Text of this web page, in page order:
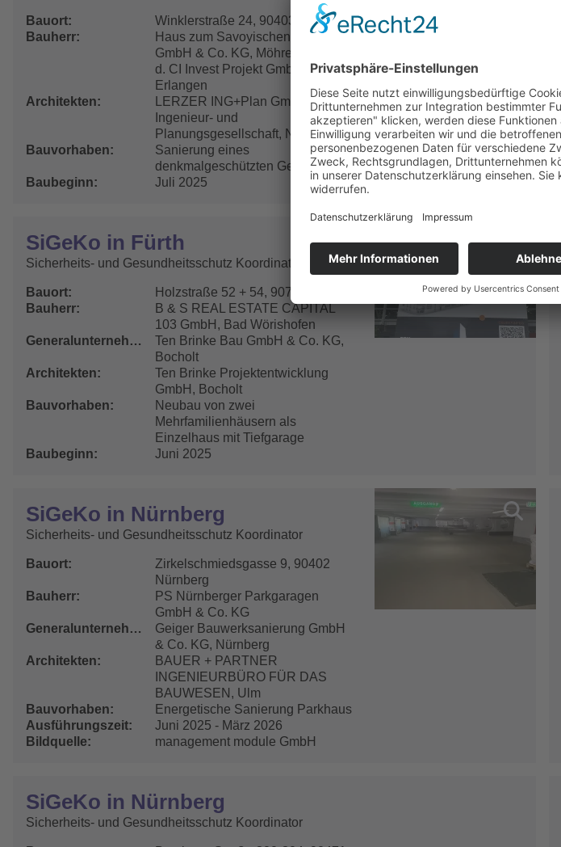
Bauort
Winklerstraße 24, 90403 Nürnberg
Bauherr
Haus zum Savoyischen Kreuz
GmbH & Co. KG, Möhrendorf, vertr.
d. CI Invest Projekt GmbH,
Erlangen
Architekten
LERZER ING+Plan GmbH
Ingenieur- und
Planungsgesellschaft, Nürnberg
Bauvorhaben
Sanierung eines
denkmalgeschützten Gebäudes
Baubeginn
Juli 2025
SiGeKo in Fürth
Sicherheits- und Gesundheitsschutz Koordinator
Bauort
Holzstraße 52 + 54, 90763 Fürth
Bauherr
B & S REAL ESTATE CAPITAL
103 GmbH, Bad Wörishofen
Generalunternehmer
Ten Brinke Bau GmbH & Co. KG,
Bocholt
Architekten
Ten Brinke Projektentwicklung
GmbH, Bocholt
Bauvorhaben
Neubau von zwei
Mehrfamilienhäusern als
Einzelhaus mit Tiefgarage
Baubeginn
Juni 2025
SiGeKo in Nürnberg
Sicherheits- und Gesundheitsschutz Koordinator
Bauort
Zirkelschmiedsgasse 9, 90402
Nürnberg
Bauherr
PS Nürnberger Parkgaragen
GmbH & Co. KG
Generalunternehmer
Geiger Bauwerksanierung GmbH
& Co. KG, Nürnberg
Architekten
BAUER + PARTNER
INGENIEURBÜRO FÜR DAS
BAUWESEN, Ulm
Bauvorhaben
Energetische Sanierung Parkhaus
Ausführungszeit
Juni 2025 - März 2026
Bildquelle
management module GmbH
SiGeKo in Nürnberg
Sicherheits- und Gesundheitsschutz Koordinator